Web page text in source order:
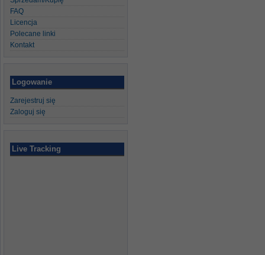
FAQ
Licencja
Polecane linki
Kontakt
Logowanie
Zarejestruj się
Zaloguj się
Live Tracking